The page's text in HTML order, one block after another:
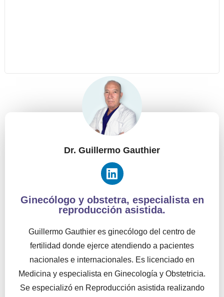
Dr. Guillermo Gauthier
Ginecólogo y obstetra, especialista en
reproducción asistida.
Guillermo Gauthier es ginecólogo del centro de
fertilidad donde ejerce atendiendo a pacientes
nacionales e internacionales. Es licenciado en
Medicina y especialista en Ginecología y Obstetricia.
Se especializó en Reproducción asistida realizando